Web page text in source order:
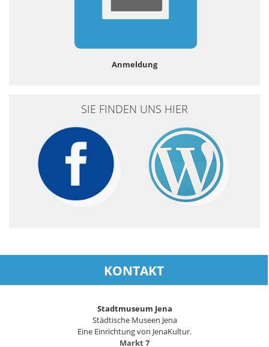
Anmeldung
SIE FINDEN UNS HIER
KONTAKT
Stadtmuseum Jena
Städtische Museen Jena
Eine Einrichtung von JenaKultur.
Markt 7